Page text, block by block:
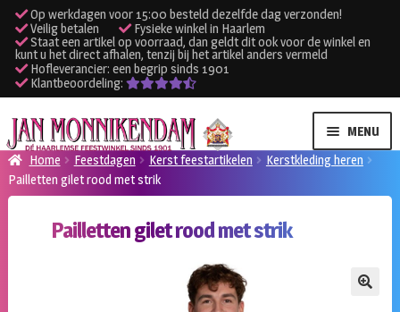
Op werkdagen voor 15:00 besteld dezelfde dag verzonden!
Veilig betalen
Fysieke winkel in Haarlem
Staat een artikel op voorraad, dan geldt dit ook voor de winkel en
kunt u het direct afhalen, tenzij bij het artikel anders vermeld
Hofleverancier: een begrip sinds 1901
Klantbeoordeling:
Ga
door
naar
navigatie
Ga
naar
de
inhoud
MENU
Verhuur kleding
Verhuur apparatuur
Home Feestdagen Kerst feestartikelen
Kerstkleding heren
Pailletten gilet rood met strik
Pailletten gilet rood met strik